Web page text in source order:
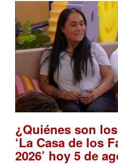
¿Quiénes son
‘La Casa de los
2026’ hoy 5 de